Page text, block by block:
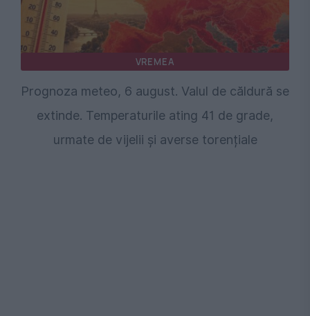
VREMEA
Prognoza meteo, 6 august. Valul de căldură se
extinde. Temperaturile ating 41 de grade,
urmate de vijelii și averse torențiale